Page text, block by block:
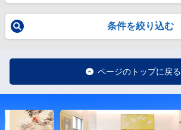
条件を絞り込む
ページのトップに戻る